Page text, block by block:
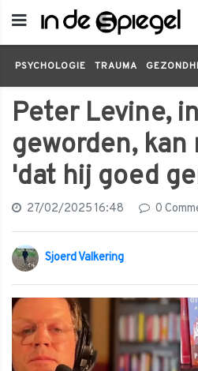
PSYCHOLOGIE TRAUMA
Peter Levine,
geworden, kan
'dat hij goed
27/02/2025 16:48 0
Sjoerd Valkering